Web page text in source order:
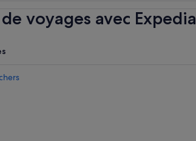
voyages avec Expedia